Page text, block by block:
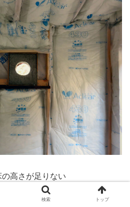
高さが足りない
検索 トップ